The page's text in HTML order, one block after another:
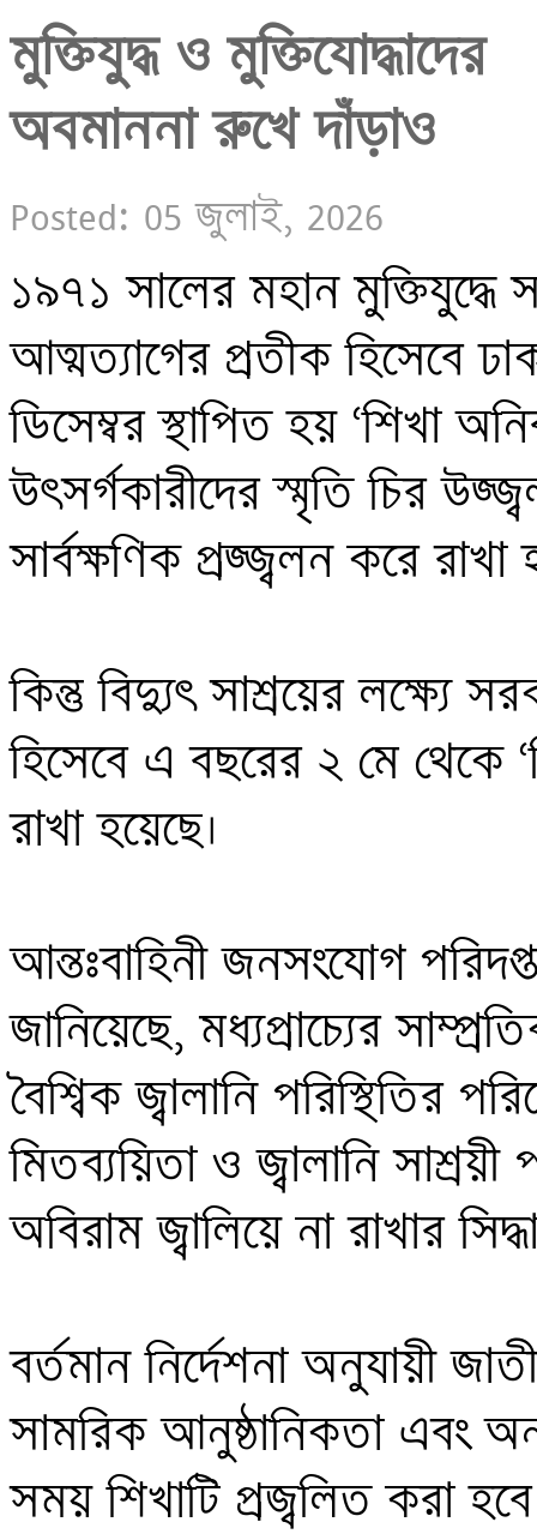
মুক্তিযুদ্ধ ও মুক্তিযোদ্ধাদের
অবমাননা রুখে দাঁড়াও
Posted: 05 জুলাই, 2026
১৯৭১ সালের মহান মুক্তিযুদ্ধে
আত্মত্যাগের প্রতীক হিসেবে
ডিসেম্বর স্থাপিত হয় ‘শিখা
উৎসর্গকারীদের স্মৃতি চির
সার্বক্ষণিক প্রজ্জ্বলন করে রাখা
কিন্তু বিদ্যুৎ সাশ্রয়ের লক্ষ্যে
হিসেবে এ বছরের ২ মে থেকে
রাখা হয়েছে।
আন্তঃবাহিনী জনসংযোগ
জানিয়েছে, মধ্যপ্রাচ্যের
বৈশ্বিক জ্বালানি পরিস্থিতির
মিতব্যয়িতা ও জ্বালানি
অবিরাম জ্বালিয়ে না রাখার
বর্তমান নির্দেশনা অনুযায়ী
সামরিক আনুষ্ঠানিকতা এবং
সময় শিখাটি প্রজ্বলিত করা